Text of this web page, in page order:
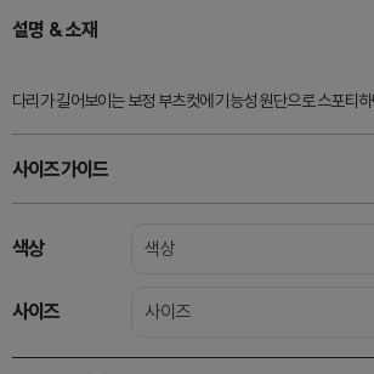
설명 & 소재
다리가 길어보이는 보정 부츠컷에 기능성 원단으로 스포티
사이즈가이드
색상 색상
사이즈 사이즈